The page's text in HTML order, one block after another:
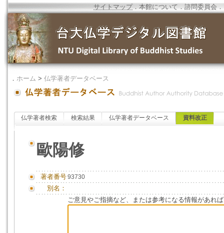
サイトマップ．本館について ．諮問委員会 ．
． ホーム > 仏学著者データベース
仏学著者検索 検索結果 仏学著者データベース 資料改正
歐陽修
著者番号93730
別名：
ご意見やご指摘など、または参考になる情報があれ